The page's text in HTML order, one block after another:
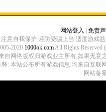
网站登入
免责
意自我保护 谨防受骗上当 适度游戏
2020 1000ok.comAll Rights
自网络版权归游戏业主所有,如果无意
: 本站公布所有游戏信息,均来自互联
网站备